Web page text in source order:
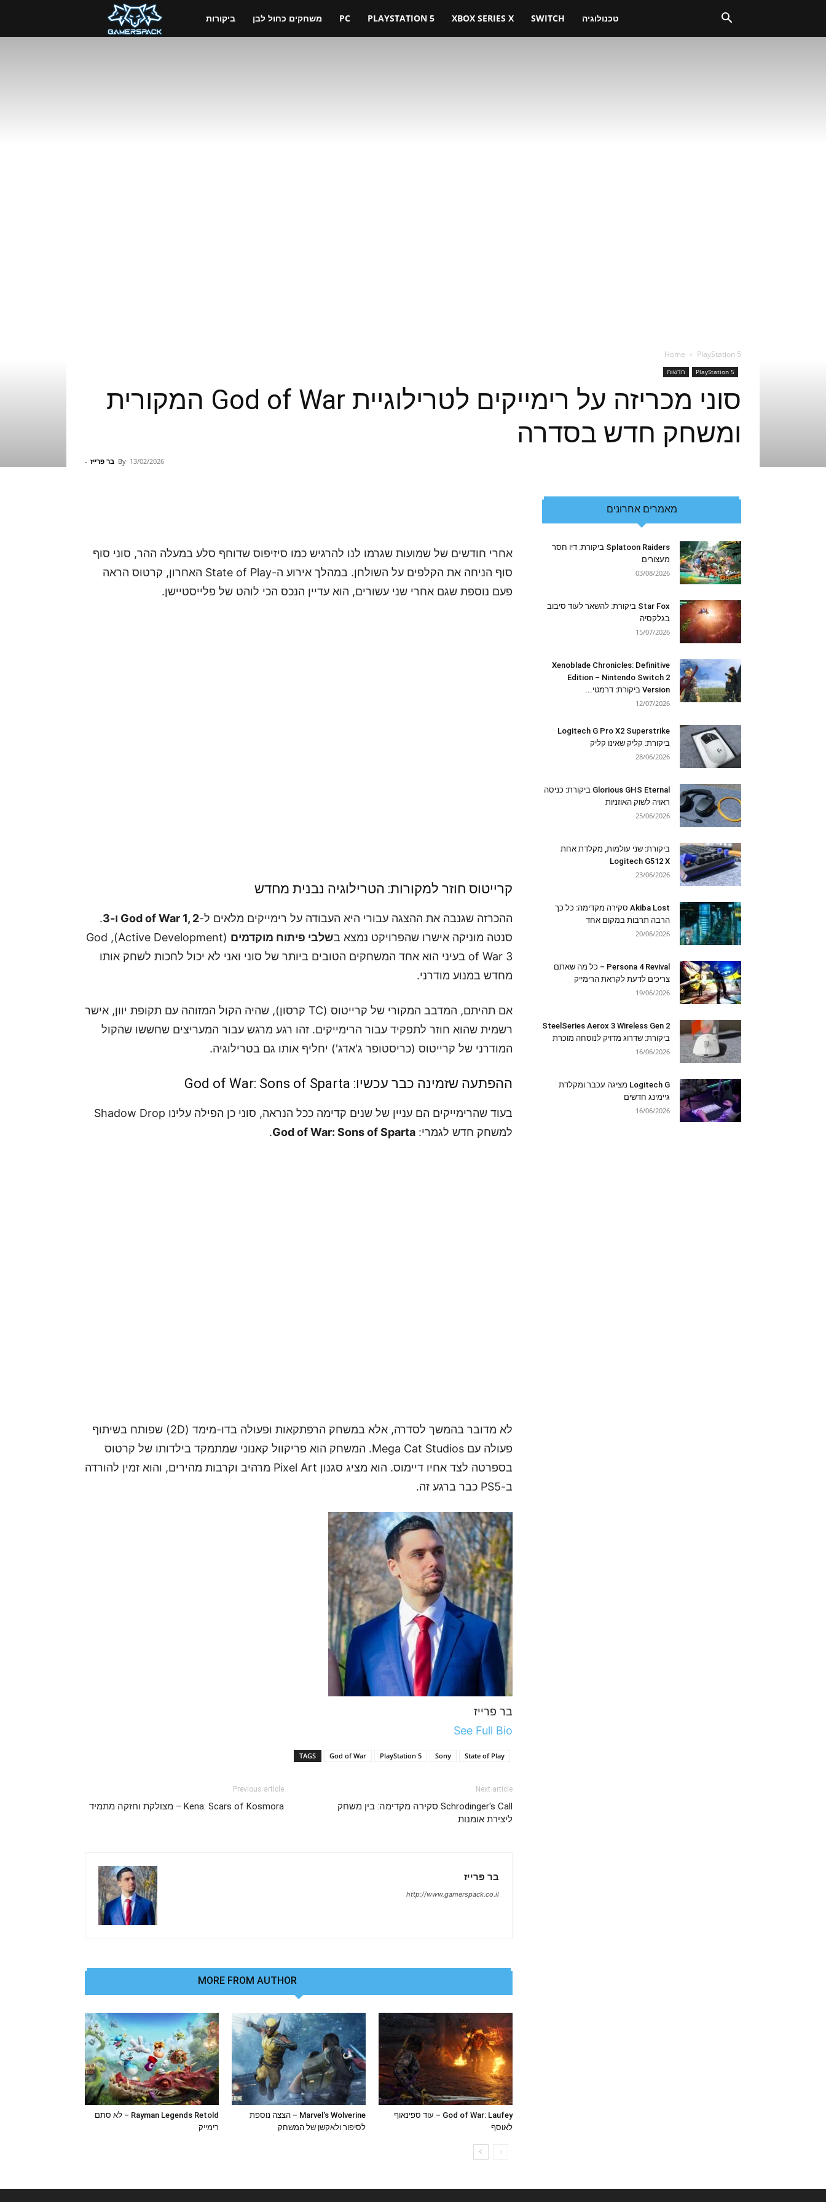
ביקורות משחקים כחול לבן PC PLAYSTATION 5 XBOX SERIES X SWITCH טכנולוגיה
Home PlayStation 5
PlayStation 5 חדשות
סוני מכריזה על רימייקים לטרילוגיית God of War המקורית
ומשחק חדש בסדרה
By בר פרייז - 13/02/2026
אחרי חודשים של שמועות שגרמו לנו להרגיש כמו סיזיפוס שדוחף סלע במעלה ההר, סוני סוף
סוף הניחה את הקלפים על השולחן. במהלך אירוע ה-State of Play האחרון, קרטוס הראה
פעם נוספת שגם אחרי שני עשורים, הוא עדיין הנכס הכי לוהט של פלייסטיישן.
קרייטוס חוזר למקורות: הטרילוגיה נבנית מחדש
ההכרזה שגנבה את ההצגה עבורי היא העבודה על רימייקים מלאים ל-God of War 1, 2 ו-3
.
סנטה מוניקה אישרו שהפרויקט נמצא בשלבי פיתוח מוקדמים
(Active Development), God
of War 3 בעיני הוא אחד המשחקים הטובים ביותר של סוני ואני לא יכול לחכות לשחק אותו
מחדש במנוע מודרני.
אם תהיתם, המדבב המקורי של קרייטוס (TC קרסון), שהיה הקול המזוהה עם תקופת יוון, אישר
רשמית שהוא חוזר לתפקיד עבור הרימייקים. זהו רגע מרגש עבור המעריצים שחששו שהקול
המודרני של קרייטוס (כריסטופר ג'אדג') יחליף אותו גם בטרילוגיה.
ההפתעה שזמינה כבר עכשיו: God of War: Sons of Sparta
בעוד שהרימייקים הם עניין של שנים קדימה ככל הנראה, סוני כן הפילה עלינו Shadow Drop
למשחק חדש לגמרי: God of War: Sons of Sparta
.
לא מדובר בהמשך לסדרה, אלא במשחק הרפתקאות ופעולה בדו-מימד (2D) שפותח בשיתוף
פעולה עם Mega Cat Studios. המשחק הוא פריקוול קאנוני שמתמקד בילדותו של קרטוס
בספרטה לצד אחיו דיימוס. הוא מציג סגנון Pixel Art מרהיב וקרבות מהירים, והוא זמין להורדה
ב-PS5 כבר ברגע זה.
בר פרייז
See Full Bio
TAGS God of War PlayStation 5 Sony State of Play
Previous article
Kena: Scars of Kosmora – מצולקת וחזקה מתמיד
Next article
Schrodinger's Call סקירה מקדימה: בין משחק
ליצירת אומנות
בר פרייז
http://www.gamerspack.co.il
MORE FROM AUTHOR
Rayman Legends Retold – לא סתם
רימייק
Marvel's Wolverine – הצצה נוספת
לסיפור ולאקשן של המשחק
God of War: Laufey – עוד ספינאוף
לאוסף
מאמרים אחרונים
Splatoon Raiders ביקורת: דיו חסר
מעצורים
03/08/2026
Star Fox ביקורת: להשאר לעוד סיבוב
בגלקסיה
15/07/2026
Xenoblade Chronicles: Definitive
Edition – Nintendo Switch 2
Version ביקורת: דרמטי...
12/07/2026
Logitech G Pro X2 Superstrike
ביקורת: קליק שאינו קליק
28/06/2026
Glorious GHS Eternal ביקורת: כניסה
ראויה לשוק האוזניות
25/06/2026
ביקורת: שני עולמות, מקלדת אחת
Logitech G512 X
23/06/2026
Akiba Lost סקירה מקדימה: כל כך
הרבה תרבות במקום אחד
20/06/2026
Persona 4 Revival – כל מה שאתם
צריכים לדעת לקראת הרימייק
19/06/2026
SteelSeries Aerox 3 Wireless Gen 2
ביקורת: שדרוג מדויק לנוסחה מוכרת
16/06/2026
Logitech G מציגה עכבר ומקלדת
גיימינג חדשים
16/06/2026